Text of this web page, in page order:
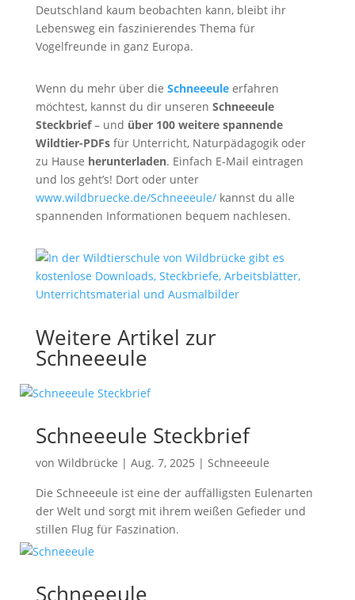
Deutschland kaum beobachten kann, bleibt ihr
Lebensweg ein faszinierendes Thema für
Vogelfreunde in ganz Europa.
Wenn du mehr über die Schneeeule erfahren
möchtest, kannst du dir unseren Schneeeule
Steckbrief– und über 100 weitere spannende
Wildtier-PDFsfür Unterricht, Naturpädagogik oder
zu Hause herunterladen. Einfach E-Mail eintragen
und los geht’s! Dort oder unter
www.wildbruecke.de/Schneeeule/kannst du alle
spannenden Informationen bequem nachlesen.
Weitere Artikel zur
Schneeeule
Schneeeule Steckbrief
von Wildbrücke | Aug. 7, 2025 | Schneeeule
Die Schneeeule ist eine der auffälligsten Eulenarten
der Welt und sorgt mit ihrem weißen Gefieder und
stillen Flug für Faszination.
Schneeeule